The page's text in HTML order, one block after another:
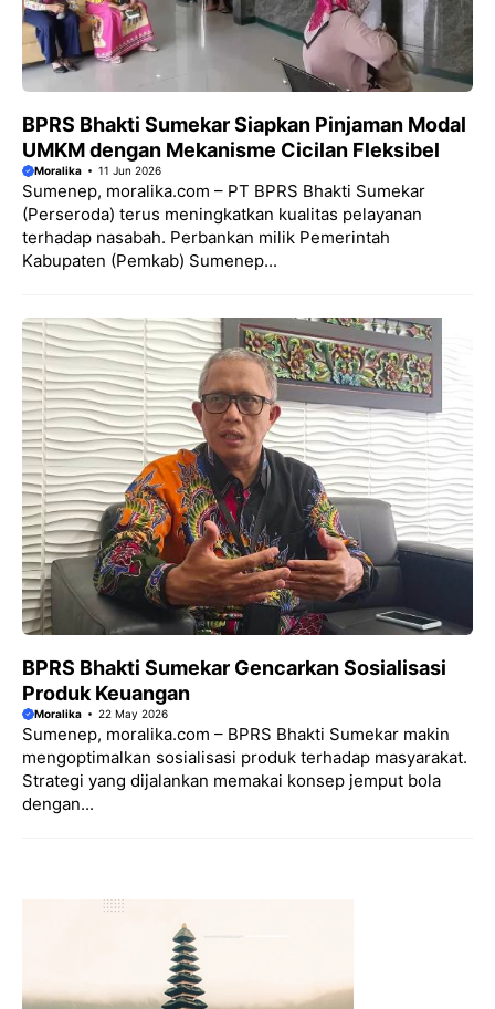
BPRS Bhakti Sumekar Siapkan Pinjaman Modal
UMKM dengan Mekanisme Cicilan Fleksibel
Moralika 11 Jun 2026
Sumenep, moralika.com – PT BPRS Bhakti Sumekar
(Perseroda) terus meningkatkan kualitas pelayanan
terhadap nasabah. Perbankan milik Pemerintah
Kabupaten (Pemkab) Sumenep...
BPRS Bhakti Sumekar Gencarkan Sosialisasi
Produk Keuangan
Moralika 22 May 2026
Sumenep, moralika.com – BPRS Bhakti Sumekar makin
mengoptimalkan sosialisasi produk terhadap masyarakat.
Strategi yang dijalankan memakai konsep jemput bola
dengan...